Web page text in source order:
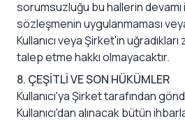
sorumsuzluğu bu hallerin devamı
sözleşmenin uygulanmaması
Kullanıcı veya Şirket'in
talep etme hakkı olmayacaktır.
8. ÇEŞİTLİ VE SON HÜKÜMLER
Kullanıcı'ya Şirket tarafından
Kullanıcı'dan alınacak bütün